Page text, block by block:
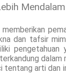
Mendalam
dan tafsir
pengetahuan
dalam
tentang arti dan